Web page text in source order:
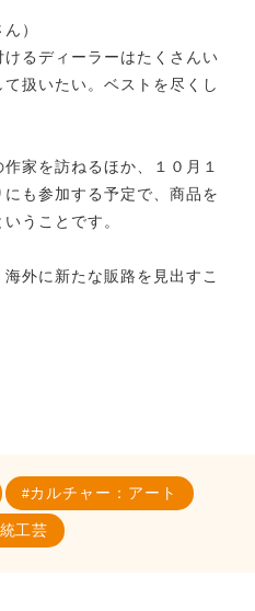
）
けるディーラーはたくさんい
扱いたい。ベストを尽くし
家を訪ねるほか、１０月１
も参加する予定で、商品を
うことです。
外に新たな販路を見出すこ
カルチャー：アート
工芸